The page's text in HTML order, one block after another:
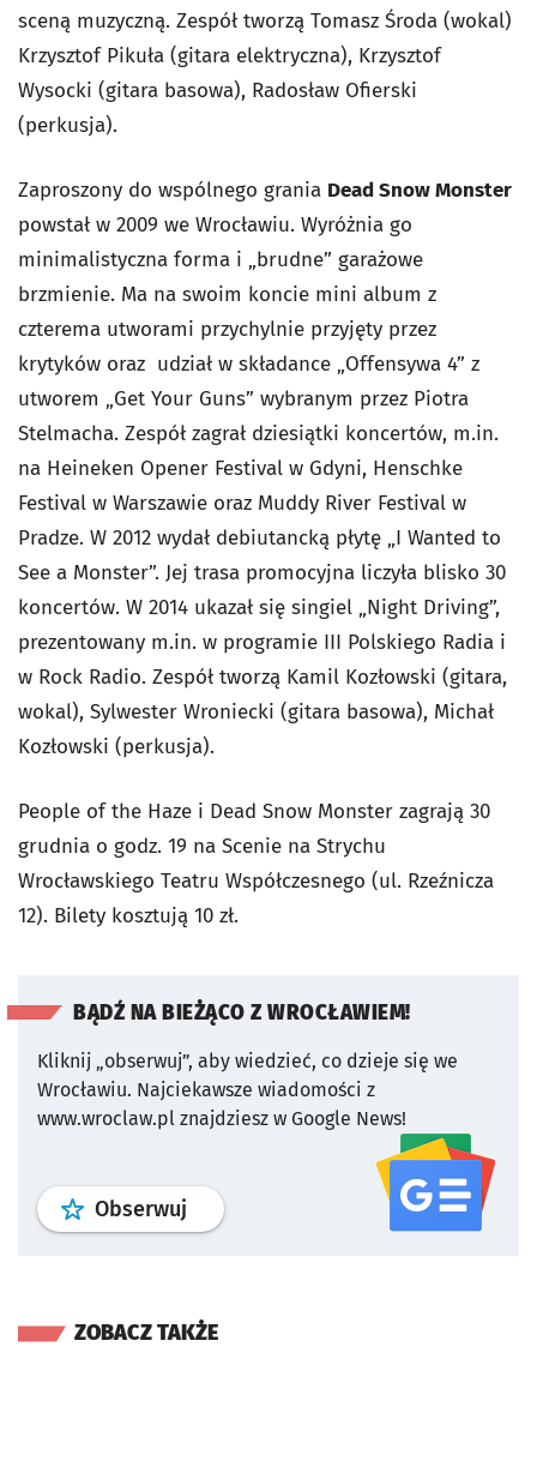
sceną muzyczną. Zespół tworzą Tomasz Środa (wokal)
Krzysztof Pikuła (gitara elektryczna), Krzysztof
Wysocki (gitara basowa), Radosław Ofierski
(perkusja).
Zaproszony do wspólnego grania Dead Snow Monster
powstał w 2009 we Wrocławiu. Wyróżnia go
minimalistyczna forma i „brudne” garażowe
brzmienie. Ma na swoim koncie mini album z
czterema utworami przychylnie przyjęty przez
krytyków oraz udział w składance „Offensywa 4” z
utworem „Get Your Guns” wybranym przez Piotra
Stelmacha. Zespół zagrał dziesiątki koncertów, m.in.
na Heineken Opener Festival w Gdyni, Henschke
Festival w Warszawie oraz Muddy River Festival w
Pradze. W 2012 wydał debiutancką płytę „I Wanted to
See a Monster”. Jej trasa promocyjna liczyła blisko 30
koncertów. W 2014 ukazał się singiel „Night Driving”,
prezentowany m.in. w programie III Polskiego Radia i
w Rock Radio. Zespół tworzą Kamil Kozłowski (gitara,
wokal), Sylwester Wroniecki (gitara basowa), Michał
Kozłowski (perkusja).
People of the Haze i Dead Snow Monster zagrają 30
grudnia o godz. 19 na Scenie na Strychu
Wrocławskiego Teatru Współczesnego (ul. Rzeźnicza
12). Bilety kosztują 10 zł.
BĄDŹ NA BIEŻĄCO Z WROCŁAWIEM!
Kliknij „obserwuj”, aby wiedzieć, co dzieje się we
Wrocławiu. Najciekawsze wiadomości z
www.wroclaw.pl znajdziesz w Google News!
Obserwuj profil serwisu
ZOBACZ TAKŻE